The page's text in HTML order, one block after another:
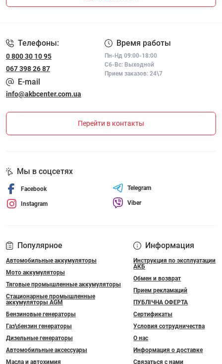
Телефоны:
0 800 30 10 95
067 398 26 87
Время работы
Пн-Нд 09:00-18:00
Сб-Вс: Выходной
Прием заказов: 24\7
E-mail
info@akbcenter.com.ua
Перейти в контакты
Популярное
Автомобильные аккумуляторы
Мото аккумуляторы
Тяговые промышленные аккумуляторы
Стационарные промышленные
аккумуляторы AGM
Бензиновые генераторы
Газ\бензин генераторы
Дизельные генераторы
Автомобильные аксессуары
Масла и автохимия
Информация
Инструкция по эксплуатации
АКБ
Обмен и возврат
Прием рекламаций
ПУБЛІЧНА ОФЕРТА
Сертификаты
Условия сотрудничества
О нас
Информация о доставке
Связаться с нами
Мы в соцсетях
Facebook
Instagram
Telegram
Viber